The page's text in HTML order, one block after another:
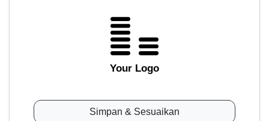
Your Logo
Simpan & Sesuaikan